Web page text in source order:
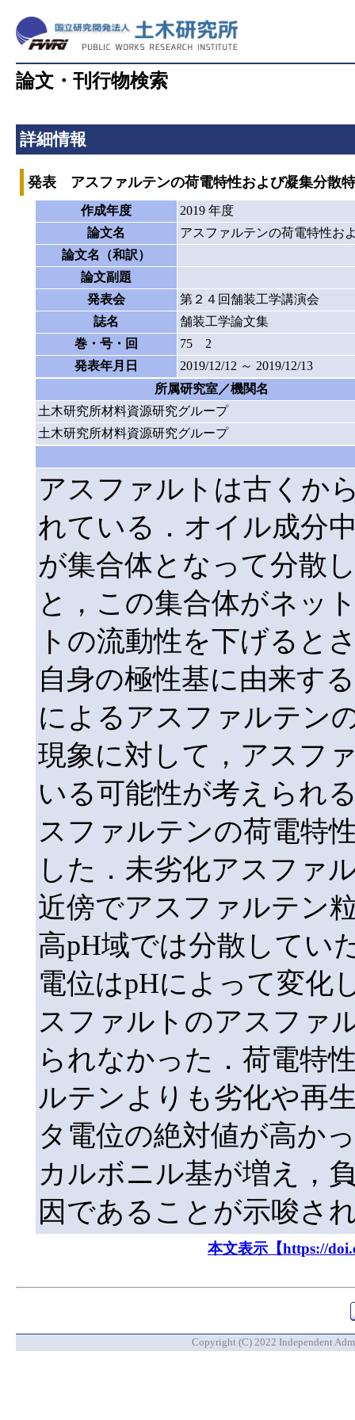
論文・刊行物検索
詳細情報
発表 アスファルテンの荷電特性および凝集分散
作成年度
2019 年度
論文名
アスファルテンの荷電特性お
論文名（和訳）
論文副題
発表会
第２４回舗装工学講演会
誌名
舗装工学論文集
巻・号・回
75 2
発表年月日
2019/12/12 ～ 2019/12/13
所属研究室／機関名
土木研究所材料資源研究グループ
土木研究所材料資源研究グループ
アスファルトは古くか
れている．オイル成分
が集合体となって分散
と，この集合体がネッ
トの流動性を下げると
自身の極性基に由来す
によるアスファルテン
現象に対して，アスフ
いる可能性が考えられ
スファルテンの荷電特
した．未劣化アスファ
近傍でアスファルテン
高pH域では分散してい
電位はpHによって変化
スファルトのアスファ
られなかった．荷電特
ルテンよりも劣化や再
タ電位の絶対値が高か
カルボニル基が増え，
因であることが示唆さ
本文表示【https://
Copyright (C) 2022 Independent